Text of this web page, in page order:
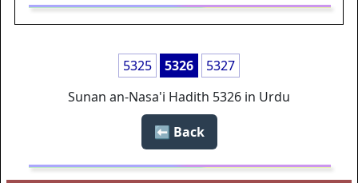
5325 5326
5327
Sunan an-Nasa'i Hadith 5326 in Urdu
Back ⬅️